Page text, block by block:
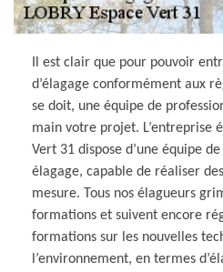
Il est clair que pour pouvoir
d’élagage conformément aux
se doit, une équipe de
main votre projet. L’entreprise
Vert 31 dispose d’une équipe
élagage, capable de réaliser
mesure. Tous nos élagueurs
formations et suivent encore
formations sur les nouvelles
l’environnement, en termes